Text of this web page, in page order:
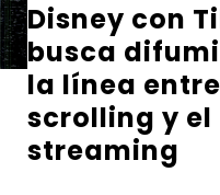
Disney con
busca
la línea
scrolling y el
streaming